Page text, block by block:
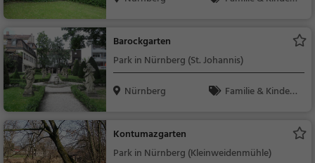
Barockgarten
Park in Nürnberg (St. Johannis)
Nürnberg
Familie & Kinder,
Kontumazgarten
Park in Nürnberg (Kleinweidenmühle)